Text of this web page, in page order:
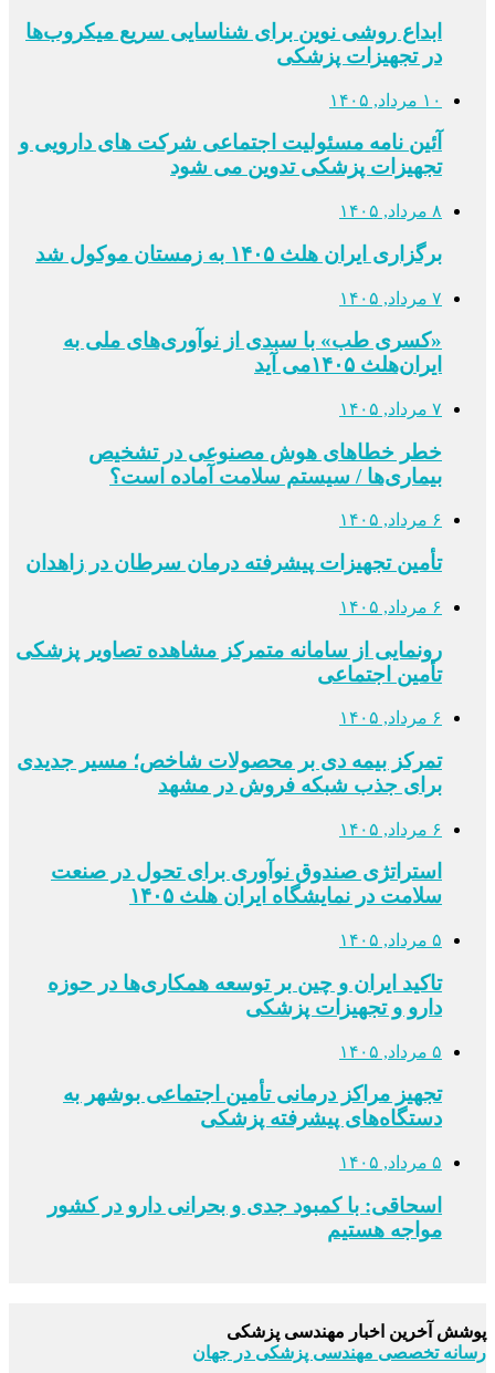
ابداع روشی نوین برای شناسایی سریع میکروب‌ها
در تجهیزات پزشکی
۱۰ مرداد, ۱۴۰۵
آئین نامه مسئولیت اجتماعی شرکت های دارویی و
تجهیزات پزشکی تدوین می شود
۸ مرداد, ۱۴۰۵
برگزاری ایران هلث ۱۴۰۵ به زمستان موکول شد
۷ مرداد, ۱۴۰۵
«کسری طب» با سبدی از نوآوری‌های ملی به
ایران‌هلث ۱۴۰۵می‌ آید
۷ مرداد, ۱۴۰۵
خطر خطاهای هوش مصنوعی در تشخیص
بیماری‌ها / سیستم سلامت آماده است؟
۶ مرداد, ۱۴۰۵
تأمین تجهیزات پیشرفته درمان سرطان در زاهدان
۶ مرداد, ۱۴۰۵
رونمایی از سامانه متمرکز مشاهده تصاویر پزشکی
تأمین اجتماعی
۶ مرداد, ۱۴۰۵
تمرکز بیمه دی بر محصولات شاخص؛ مسیر جدیدی
برای جذب شبکه فروش در مشهد
۶ مرداد, ۱۴۰۵
استراتژی صندوق نوآوری برای تحول در صنعت
سلامت در نمایشگاه ایران هلث ۱۴۰۵
۵ مرداد, ۱۴۰۵
تاکید ایران و چین بر توسعه همکاری‌ها در حوزه
دارو و تجهیزات پزشکی
۵ مرداد, ۱۴۰۵
تجهیز مراکز درمانی تأمین اجتماعی بوشهر به
دستگاه‌های پیشرفته پزشکی
۵ مرداد, ۱۴۰۵
اسحاقی: با کمبود جدی و بحرانی دارو در کشور
مواجه هستیم
پوشش آخرین اخبار مهندسی پزشکی
رسانه تخصصی مهندسی پزشکی در جهان